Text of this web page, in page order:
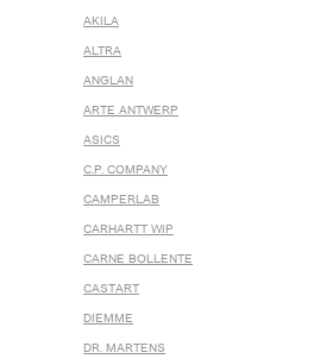
AKILA
ALTRA
ANGLAN
ARTE ANTWERP
ASICS
C.P. COMPANY
CAMPERLAB
CARHARTT WIP
CARNE BOLLENTE
CASTART
DIEMME
DR. MARTENS